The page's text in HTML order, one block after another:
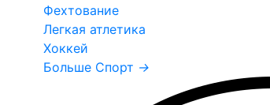
Фехтование
Легкая атлетика
Хоккей
Больше Спорт →